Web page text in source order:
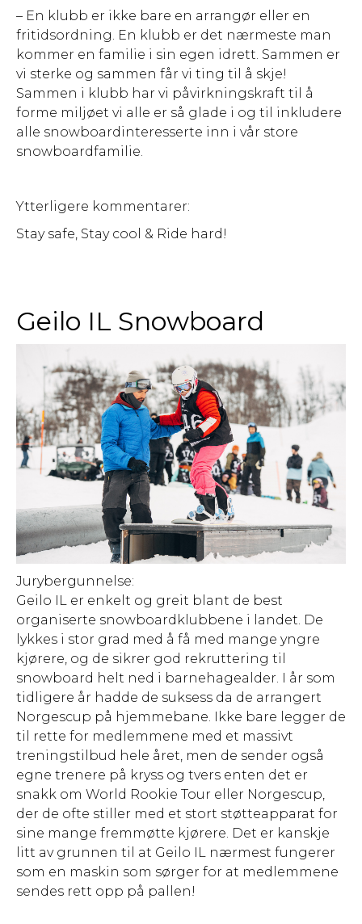
– En klubb er ikke bare en arrangør eller en
fritidsordning. En klubb er det nærmeste man
kommer en familie i sin egen idrett. Sammen er
vi sterke og sammen får vi ting til å skje!
Sammen i klubb har vi påvirkningskraft til å
forme miljøet vi alle er så glade i og til inkludere
alle snowboardinteresserte inn i vår store
snowboardfamilie.
Ytterligere kommentarer:
Stay safe, Stay cool & Ride hard!
Geilo IL Snowboard
Jurybergunnelse:
Geilo IL er enkelt og greit blant de best
organiserte snowboardklubbene i landet. De
lykkes i stor grad med å få med mange yngre
kjørere, og de sikrer god rekruttering til
snowboard helt ned i barnehagealder. I år som
tidligere år hadde de suksess da de arrangert
Norgescup på hjemmebane. Ikke bare legger de
til rette for medlemmene med et massivt
treningstilbud hele året, men de sender også
egne trenere på kryss og tvers enten det er
snakk om World Rookie Tour eller Norgescup,
der de ofte stiller med et stort støtteapparat for
sine mange fremmøtte kjørere. Det er kanskje
litt av grunnen til at Geilo IL nærmest fungerer
som en maskin som sørger for at medlemmene
sendes rett opp på pallen!